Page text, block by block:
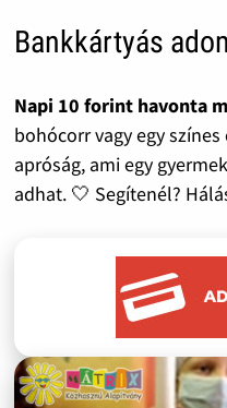
Bankkártyás
Napi 10 forint havonta
bohócorr vagy egy
apróság, ami egy
adhat. 🤍 Segítenél?